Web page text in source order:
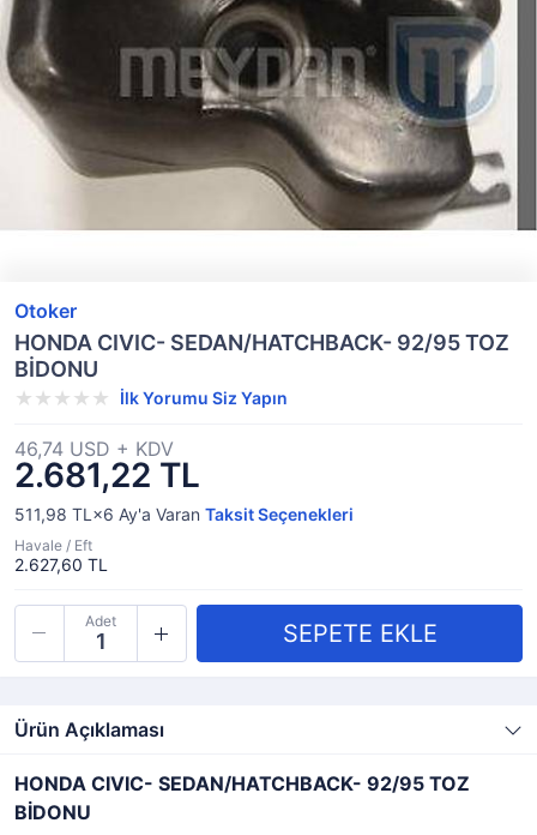
Otoker
HONDA CIVIC- SEDAN/HATCHBACK- 92/95 TOZ
BİDONU
İlk Yorumu Siz Yapın
2.681,22 TL
46,74 USD + KDV
511,98 TL×6 Ay'a Varan Taksit Seçenekleri
Havale / Eft
2.627,60 TL
Adet
Ürün Açıklaması
HONDA CIVIC- SEDAN/HATCHBACK- 92/95 TOZ
BİDONU